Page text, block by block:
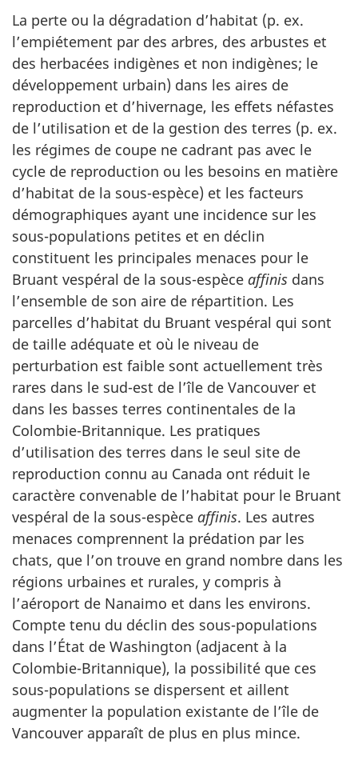
La perte ou la dégradation d’habitat (p. ex.
l’empiétement par des arbres, des arbustes et
des herbacées indigènes et non indigènes; le
développement urbain) dans les aires de
reproduction et d’hivernage, les effets néfastes
de l’utilisation et de la gestion des terres (p. ex.
les régimes de coupe ne cadrant pas avec le
cycle de reproduction ou les besoins en matière
d’habitat de la sous-espèce) et les facteurs
démographiques ayant une incidence sur les
sous-populations petites et en déclin
constituent les principales menaces pour le
Bruant vespéral de la sous-espèce affinis dans
l’ensemble de son aire de répartition. Les
parcelles d’habitat du Bruant vespéral qui sont
de taille adéquate et où le niveau de
perturbation est faible sont actuellement très
rares dans le sud-est de l’île de Vancouver et
dans les basses terres continentales de la
Colombie-Britannique. Les pratiques
d’utilisation des terres dans le seul site de
reproduction connu au Canada ont réduit le
caractère convenable de l’habitat pour le Bruant
vespéral de la sous-espèce affinis. Les autres
menaces comprennent la prédation par les
chats, que l’on trouve en grand nombre dans les
régions urbaines et rurales, y compris à
l’aéroport de Nanaimo et dans les environs.
Compte tenu du déclin des sous-populations
dans l’État de Washington (adjacent à la
Colombie-Britannique), la possibilité que ces
sous-populations se dispersent et aillent
augmenter la population existante de l’île de
Vancouver apparaît de plus en plus mince.